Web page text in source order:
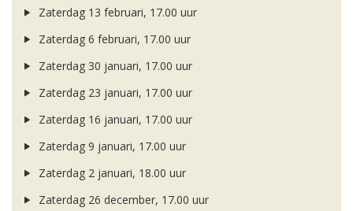
Zaterdag 13 februari, 17.00 uur
Zaterdag 6 februari, 17.00 uur
Zaterdag 30 januari, 17.00 uur
Zaterdag 23 januari, 17.00 uur
Zaterdag 16 januari, 17.00 uur
Zaterdag 9 januari, 17.00 uur
Zaterdag 2 januari, 18.00 uur
Zaterdag 26 december, 17.00 uur